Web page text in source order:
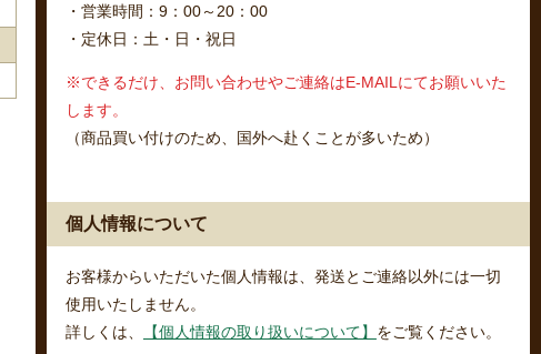
・営業時間：9：00～20：00
・定休日：土・日・祝日
※できるだけ、お問い合わせやご連絡はE-MAILにてお願いいた
します。
（商品買い付けのため、国外へ赴くことが多いため）
個人情報について
お客様からいただいた個人情報は、発送とご連絡以外には一切
使用いたしません。
詳しくは、
【個人情報の取り扱いについて】 をご覧ください。